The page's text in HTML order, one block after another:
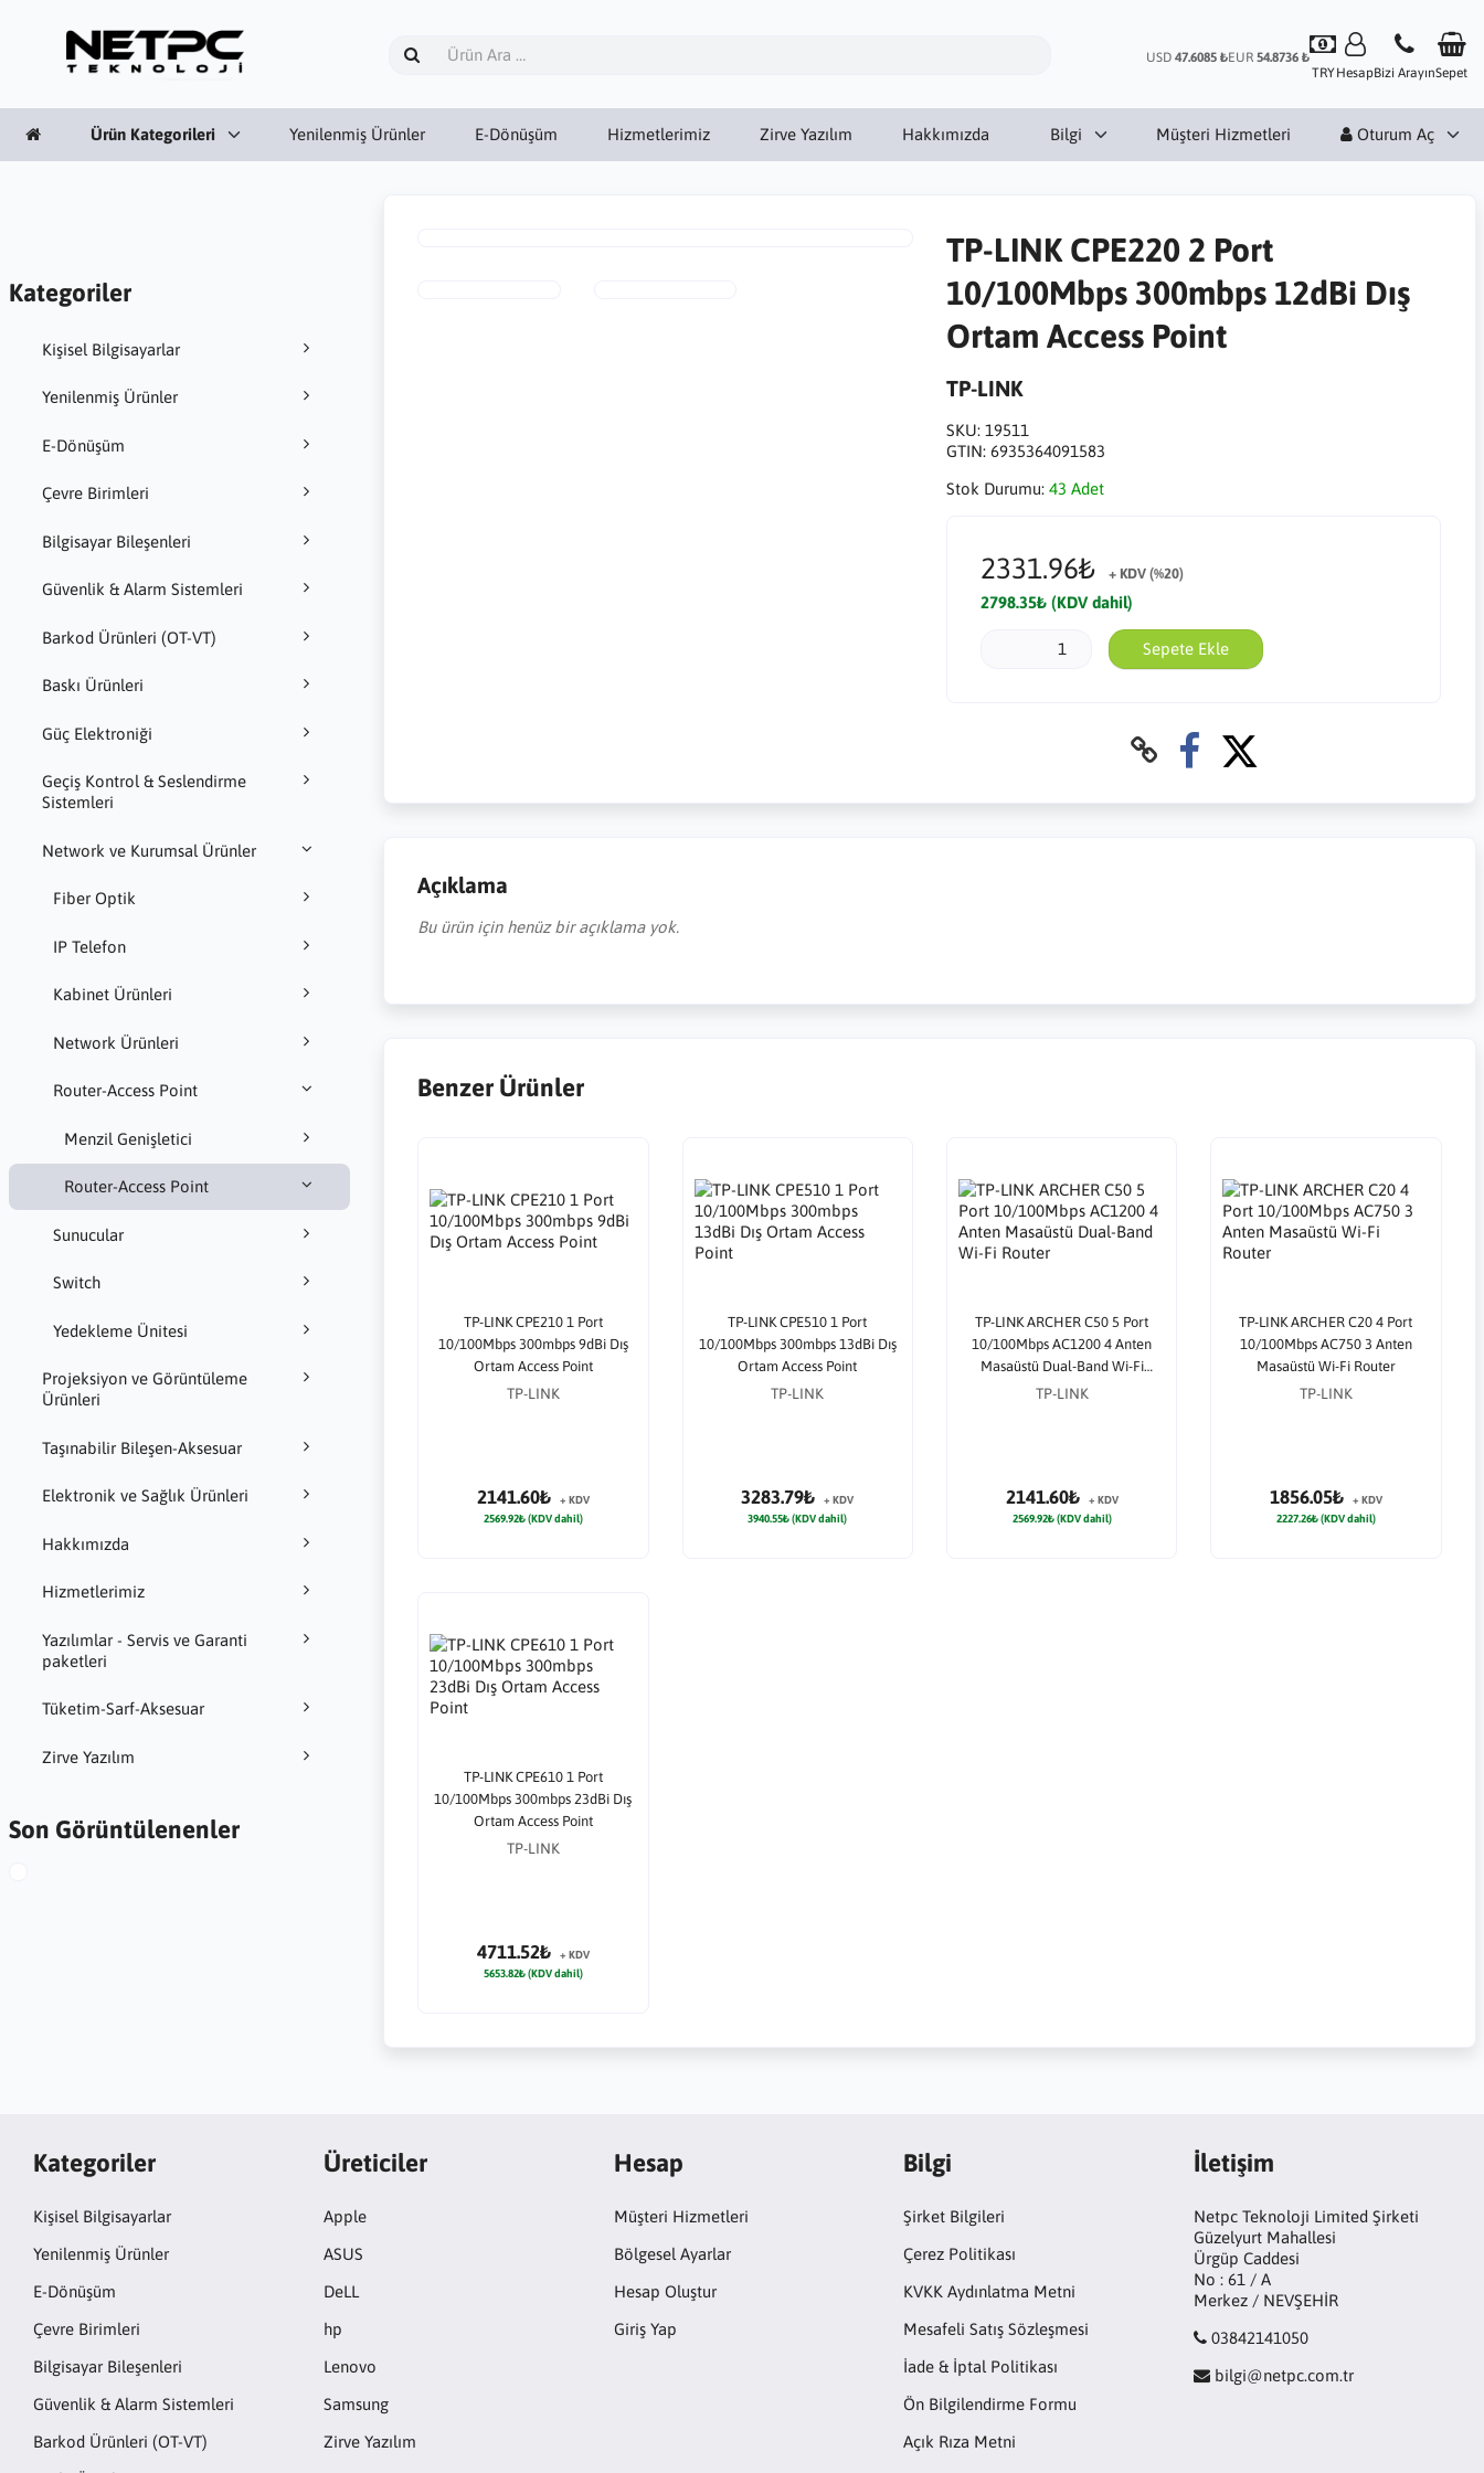
USD 47.6085 ₺EUR 54.8736 ₺
TRYHesapBizi ArayınSepet
Ürün Kategorileri Yenilenmiş Ürünler E-Dönüşüm Hizmetlerimiz Zirve Yazılım Hakkımızda Bilgi Müşteri Hizmetleri Oturum Aç
Kategoriler
Kişisel Bilgisayarlar
Yenilenmiş Ürünler
E-Dönüşüm
Çevre Birimleri
Bilgisayar Bileşenleri
Güvenlik & Alarm Sistemleri
Barkod Ürünleri (OT-VT)
Baskı Ürünleri
Güç Elektroniği
Geçiş Kontrol & Seslendirme
Sistemleri
Network ve Kurumsal Ürünler
Fiber Optik
IP Telefon
Kabinet Ürünleri
Network Ürünleri
Router-Access Point
Menzil Genişletici
Router-Access Point
Sunucular
Switch
Yedekleme Ünitesi
Projeksiyon ve Görüntüleme
Ürünleri
Taşınabilir Bileşen-Aksesuar
Elektronik ve Sağlık Ürünleri
Hakkımızda
Hizmetlerimiz
Yazılımlar - Servis ve Garanti
paketleri
Tüketim-Sarf-Aksesuar
Zirve Yazılım
Son Görüntülenenler
TP-LINK CPE220 2 Port
10/100Mbps 300mbps 12dBi Dış
Ortam Access Point
TP-LINK
SKU: 19511
GTIN: 6935364091583
Stok Durumu: 43 Adet
2331.96₺ + KDV (%20)
2798.35₺ (KDV dahil)
Sepete Ekle
Açıklama
Bu ürün için henüz bir açıklama yok.
Benzer Ürünler
TP-LINK CPE210 1 Port
10/100Mbps 300mbps 9dBi Dış
Ortam Access Point
TP-LINK
2141.60₺
+ KDV
2569.92₺ (KDV dahil)
TP-LINK CPE510 1 Port
10/100Mbps 300mbps 13dBi Dış
Ortam Access Point
TP-LINK
3283.79₺
+ KDV
3940.55₺ (KDV dahil)
TP-LINK ARCHER C50 5 Port
10/100Mbps AC1200 4 Anten
Masaüstü Dual-Band Wi-Fi
Router
TP-LINK
2141.60₺
+ KDV
2569.92₺ (KDV dahil)
TP-LINK ARCHER C20 4 Port
10/100Mbps AC750 3 Anten
Masaüstü Wi-Fi Router
TP-LINK
1856.05₺
+ KDV
2227.26₺ (KDV dahil)
TP-LINK CPE610 1 Port
10/100Mbps 300mbps 23dBi Dış
Ortam Access Point
TP-LINK
4711.52₺
+ KDV
5653.82₺ (KDV dahil)
Kategoriler
Kişisel Bilgisayarlar
Yenilenmiş Ürünler
E-Dönüşüm
Çevre Birimleri
Bilgisayar Bileşenleri
Güvenlik & Alarm Sistemleri
Barkod Ürünleri (OT-VT)
Üreticiler
Apple
ASUS
DeLL
hp
Lenovo
Samsung
Zirve Yazılım
Hesap
Müşteri Hizmetleri
Bölgesel Ayarlar
Hesap Oluştur
Giriş Yap
Bilgi
Şirket Bilgileri
Çerez Politikası
KVKK Aydınlatma Metni
Mesafeli Satış Sözleşmesi
İade & İptal Politikası
Ön Bilgilendirme Formu
Açık Rıza Metni
İletişim
Netpc Teknoloji Limited Şirketi
Güzelyurt Mahallesi
Ürgüp Caddesi
No : 61 / A
Merkez / NEVŞEHİR
03842141050
bilgi@netpc.com.tr